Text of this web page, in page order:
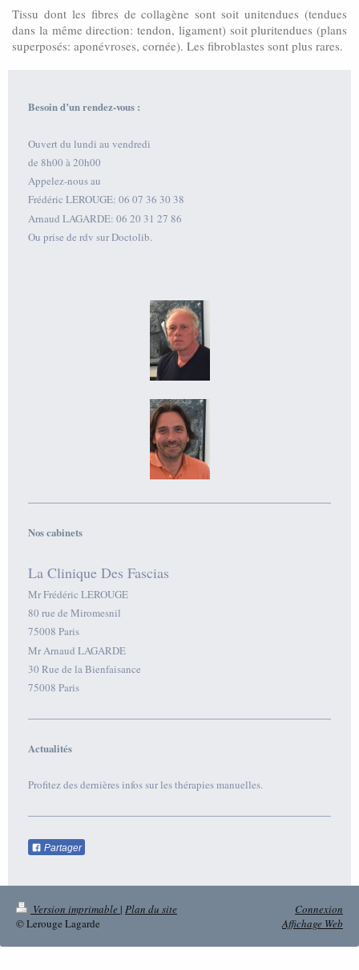
Tissu dont les fibres de collagène sont soit unitendues (tendues
dans la même direction: tendon, ligament) soit pluritendues (plans
superposés: aponévroses, cornée). Les fibroblastes sont plus rares.
Besoin d’un rendez-vous :
Ouvert du lundi au vendredi
de 8h00 à 20h00
Appelez-nous au
Frédéric LEROUGE: 06 07 36 30 38
Arnaud LAGARDE: 06 20 31 27 86
Ou prise de rdv sur Doctolib.
Nos cabinets
La Clinique Des Fascias
Mr Frédéric LEROUGE
80 rue de Miromesnil
75008 Paris
Mr Arnaud LAGARDE
30 Rue de la Bienfaisance
75008 Paris
Actualités
Profitez des dernières infos sur les thérapies manuelles.
Partager
Version imprimable | Plan du site
© Lerouge Lagarde
Connexion
Affichage Web